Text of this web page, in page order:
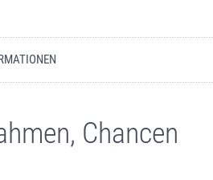
Chancen